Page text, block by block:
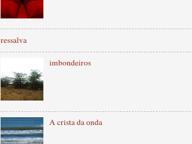
ressalva
imbondeiros
A crista da onda